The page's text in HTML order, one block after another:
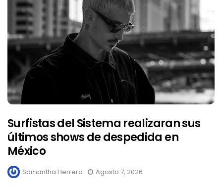
Surfistas del Sistema realizaran sus
últimos shows de despedida en
México
Samantha Herrera Agosto 7, 2026